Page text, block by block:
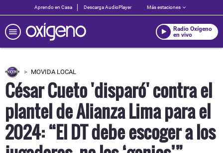
Aprendo en Casa Descarga AudioPlayer Más estaciones
Radio Oxígeno
en vivo
MOVIDA LOCAL
César Cueto 'disparó' contra el
plantel de Alianza Lima para el
2024: “El DT debe escoger a los